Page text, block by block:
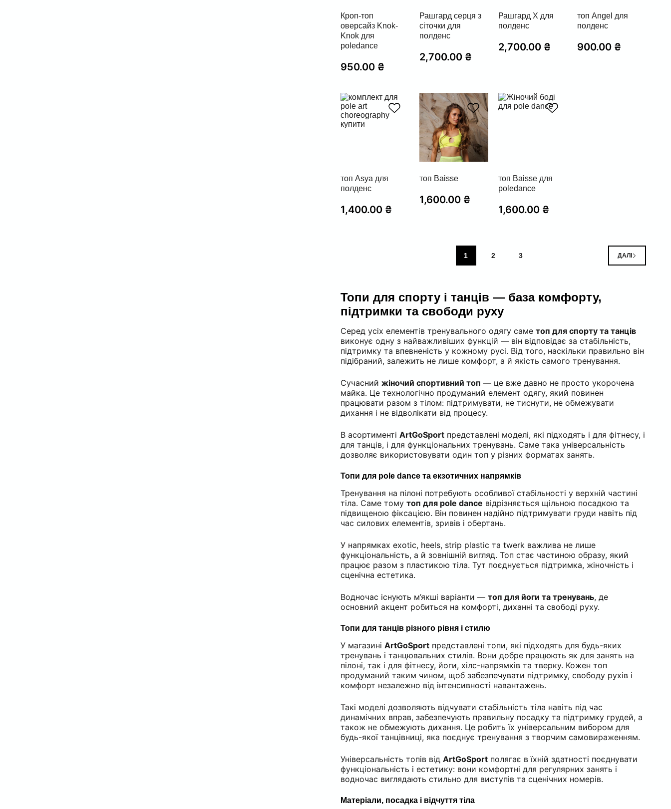
Кроп-топ
оверсайз Knok-
Knok для
poledance
950.00 ₴
Рашгард серця з
сіточки для
полденс
2,700.00 ₴
Рашгард Х для
полденс
2,700.00 ₴
топ Angel для
полденс
900.00 ₴
топ Asya для
полденс
1,400.00 ₴
топ Baisse
1,600.00 ₴
топ Baisse для
poledance
1,600.00 ₴
1 2 3 ДАЛІ
Топи для спорту і танців — база комфорту,
підтримки та свободи руху
Серед усіх елементів тренувального одягу саме топ для спорту та танців
виконує одну з найважливіших функцій — він відповідає за стабільність,
підтримку та впевненість у кожному русі. Від того, наскільки правильно він
підібраний, залежить не лише комфорт, а й якість самого тренування.
Сучасний жіночий спортивний топ — це вже давно не просто укорочена
майка. Це технологічно продуманий елемент одягу, який повинен
працювати разом з тілом: підтримувати, не тиснути, не обмежувати
дихання і не відволікати від процесу.
В асортименті ArtGoSport представлені моделі, які підходять і для фітнесу, і
для танців, і для функціональних тренувань. Саме така універсальність
дозволяє використовувати один топ у різних форматах занять.
Топи для pole dance та екзотичних напрямків
Тренування на пілоні потребують особливої стабільності у верхній частині
тіла. Саме тому топ для pole dance відрізняється щільною посадкою та
підвищеною фіксацією. Він повинен надійно підтримувати груди навіть під
час силових елементів, зривів і обертань.
У напрямках exotic, heels, strip plastic та twerk важлива не лише
функціональність, а й зовнішній вигляд. Топ стає частиною образу, який
працює разом з пластикою тіла. Тут поєднується підтримка, жіночність і
сценічна естетика.
Водночас існують м’якші варіанти — топ для йоги та тренувань, де
основний акцент робиться на комфорті, диханні та свободі руху.
Топи для танців різного рівня і стилю
У магазині ArtGoSport представлені топи, які підходять для будь-яких
тренувань і танцювальних стилів. Вони добре працюють як для занять на
пілоні, так і для фітнесу, йоги, хілс-напрямків та тверку. Кожен топ
продуманий таким чином, щоб забезпечувати підтримку, свободу рухів і
комфорт незалежно від інтенсивності навантажень.
Такі моделі дозволяють відчувати стабільність тіла навіть під час
динамічних вправ, забезпечують правильну посадку та підтримку грудей, а
також не обмежують дихання. Це робить їх універсальним вибором для
будь-якої танцівниці, яка поєднує тренування з творчим самовираженням.
Універсальність топів від ArtGoSport полягає в їхній здатності поєднувати
функціональність і естетику: вони комфортні для регулярних занять і
водночас виглядають стильно для виступів та сценічних номерів.
Матеріали, посадка і відчуття тіла